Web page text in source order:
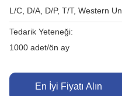
L/C, D/A, D/P, T/T, Western
Tedarik Yeteneği:
1000 adet/ön ay
En İyi Fiyatı Alın